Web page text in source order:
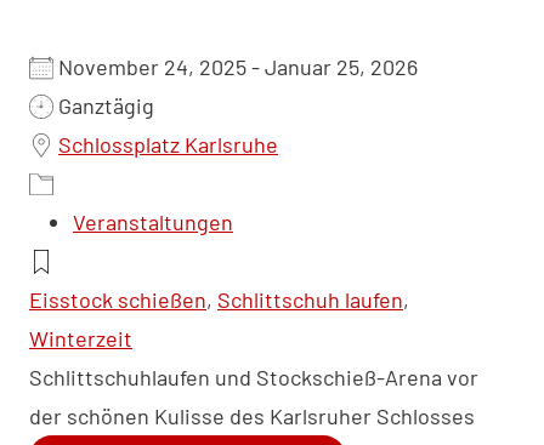
November 24, 2025 - Januar 25, 2026
Ganztägig
Schlossplatz Karlsruhe
Veranstaltungen
Eisstock schießen, Schlittschuh laufen,
Winterzeit
Schlittschuhlaufen und Stockschieß-Arena vor
der schönen Kulisse des Karlsruher Schlosses